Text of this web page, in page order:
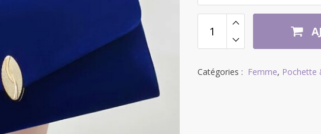
Catégories : Femme, Pochette